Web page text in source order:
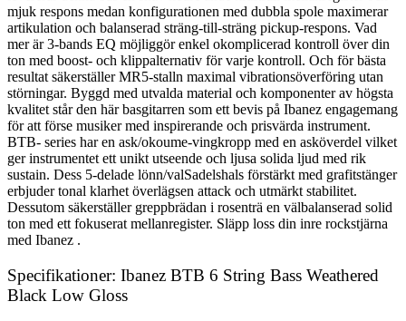
mjuk respons medan konfigurationen med dubbla spole maximerar
artikulation och balanserad sträng-till-sträng pickup-respons. Vad
mer är 3-bands EQ möjliggör enkel okomplicerad kontroll över din
ton med boost- och klippalternativ för varje kontroll. Och för bästa
resultat säkerställer MR5-stalln maximal vibrationsöverföring utan
störningar. Byggd med utvalda material och komponenter av högsta
kvalitet står den här basgitarren som ett bevis på Ibanez engagemang
för att förse musiker med inspirerande och prisvärda instrument.
BTB- series har en ask/okoume-vingkropp med en asköverdel vilket
ger instrumentet ett unikt utseende och ljusa solida ljud med rik
sustain. Dess 5-delade lönn/valSadelshals förstärkt med grafitstänger
erbjuder tonal klarhet överlägsen attack och utmärkt stabilitet.
Dessutom säkerställer greppbrädan i rosenträ en välbalanserad solid
ton med ett fokuserat mellanregister. Släpp loss din inre rockstjärna
med Ibanez .
Specifikationer: Ibanez BTB 6 String Bass Weathered
Black Low Gloss